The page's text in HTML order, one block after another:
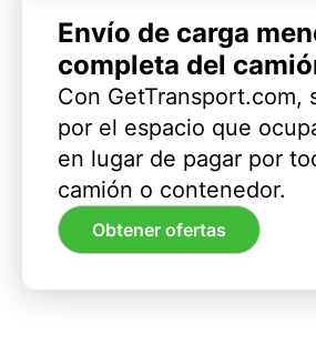
Envío de carga
completa del
Con GetTransport.com,
por el espacio que
en lugar de pagar por
camión o contenedor.
Obtener ofertas